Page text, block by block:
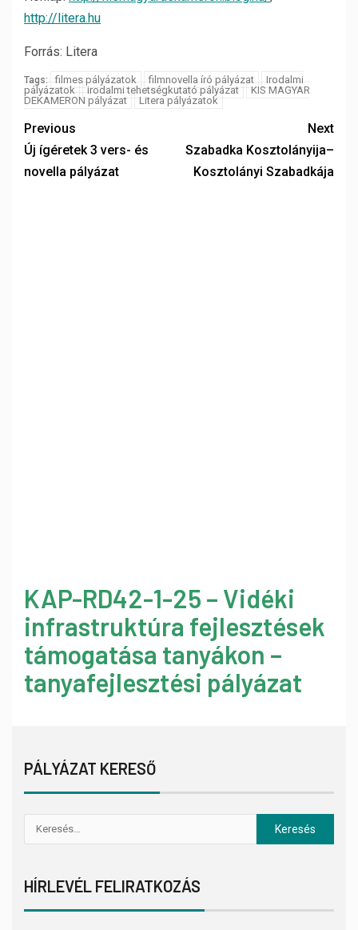
http://litera.hu
Forrás: Litera
Tags: filmes pályázatok filmnovella író pályázat
Irodalmi
pályázatok
irodalmi tehetségkutató pályázat
KIS MAGYAR
DEKAMERON pályázat
Litera pályázatok
Previous
Új ígéretek 3 vers- és
novella pályázat
Next
Szabadka Kosztolányija–
Kosztolányi Szabadkája
KAP-RD42-1-25 – Vidéki
infrastruktúra fejlesztések
támogatása tanyákon –
tanyafejlesztési pályázat
PÁLYÁZAT KERESŐ
HÍRLEVÉL FELIRATKOZÁS